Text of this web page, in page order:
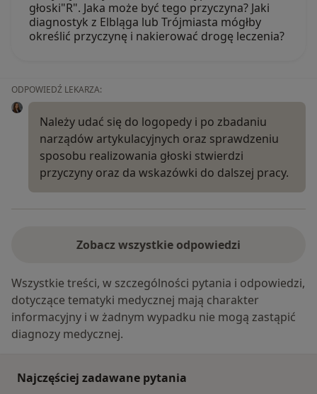
głoski"R". Jaka może być tego przyczyna? Jaki
diagnostyk z Elbląga lub Trójmiasta mógłby
określić przyczynę i nakierować drogę leczenia?
ODPOWIEDŹ LEKARZA:
Należy udać się do logopedy i po zbadaniu
narządów artykulacyjnych oraz sprawdzeniu
sposobu realizowania głoski stwierdzi
przyczyny oraz da wskazówki do dalszej pracy.
Zobacz wszystkie odpowiedzi
Wszystkie treści, w szczególności pytania i odpowiedzi,
dotyczące tematyki medycznej mają charakter
informacyjny i w żadnym wypadku nie mogą zastąpić
diagnozy medycznej.
Najczęściej zadawane pytania